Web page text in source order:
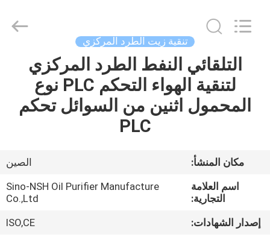
الصفحة
الرئيسية
معلومات
جولة
Manufacture
تنقية زيت الطرد المركزي
التلقائي النفط الطرد المركزي
لتنقية الهواء التحكم PLC نوع
المحمول اثنين من السوائل تحكم
PLC
مكان المنشأ:
الصين
اسم العلامة
التجارية:
Sino-NSH Oil Purifier Manufacture
Co.,Ltd
إصدار الشهادات:
ISO,CE